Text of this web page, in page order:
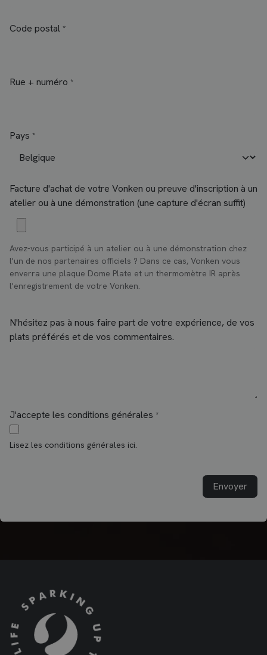
Code postal *
Rue + numéro *
Pays *
Facture d'achat de votre Vonken ou preuve d'inscription à un
atelier ou à une démonstration (une capture d'écran suffit)
Avez-vous participé à un atelier ou à une démonstration chez
l'un de nos partenaires officiels ? Dans ce cas, Vonken vous
enverra une plaque Dome Plate et un thermomètre IR après
l'enregistrement de votre Vonken.
N'hésitez pas à nous faire part de votre expérience, de vos
plats préférés et de vos commentaires.
J'accepte les conditions générales *
Lisez les conditions générales ici.
Envoyer